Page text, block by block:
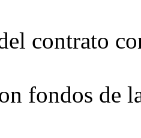
contrato
fondos de